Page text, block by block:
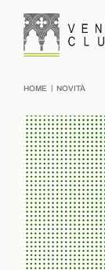
HOME | NOVITÀ